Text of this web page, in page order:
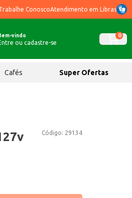
ConoscoAtendimento em Libras
vindo
ou cadastre-se
0
Cafés Super Ofertas
Código: 29134